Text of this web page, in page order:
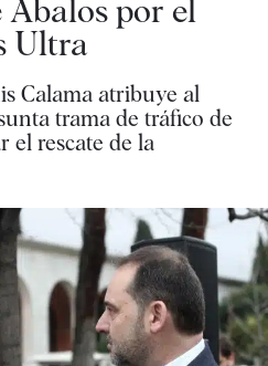
por el
Ultra
Calama atribuye al
trama de tráfico de
el rescate de la